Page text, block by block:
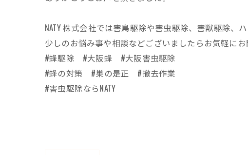
NATY 株式会社では害鳥駆除や害虫駆除、害獣駆除、
少しのお悩み事や相談などございましたらお気軽にお
#蜂駆除 #大阪蜂 #大阪害虫駆除
#蜂の対策 #巣の是正 #撤去作業
#害虫駆除ならNATY